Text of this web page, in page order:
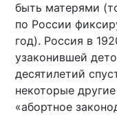
быть матерями
по России
год). Россия в
узаконившей
десятилетий
некоторые
«абортное